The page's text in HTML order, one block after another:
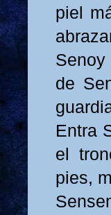
piel
de
Entra
el
pies,